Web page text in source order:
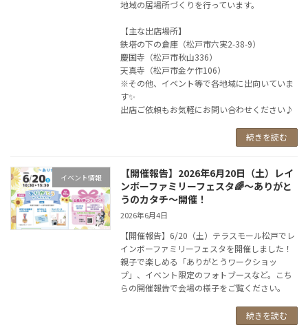
地域の居場所づくりを行っています。
【主な出店場所】
鉄塔の下の倉庫（松戸市六実2-38-9）
慶国寺（松戸市秋山336）
天真寺（松戸市金ケ作106）
※その他、イベント等で各地域に出向いていま
す✨
出店ご依頼もお気軽にお問い合わせください♪
続きを読む
イベント情報
【開催報告】2026年6月20日（土）レイ
ンボーファミリーフェスタ🌈～ありがと
うのカタチ～開催！
2026年6月4日
【開催報告】6/20（土）テラスモール松戸でレ
インボーファミリーフェスタを開催しました！
親子で楽しめる「ありがとうワークショッ
プ」、イベント限定のフォトブースなど。こち
らの開催報告で会場の様子をご覧ください。
続きを読む